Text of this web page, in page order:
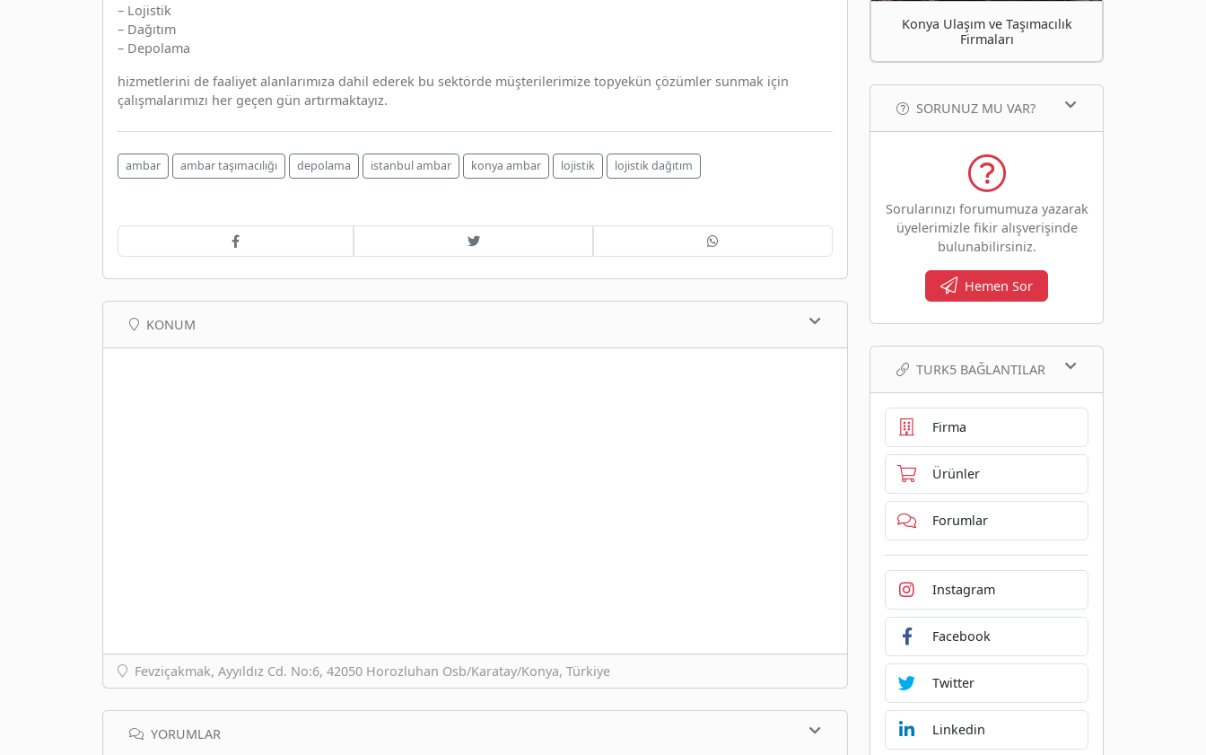
– Lojistik
– Dağıtım
– Depolama
hizmetlerini de faaliyet alanlarımıza dahil ederek bu sektörde müşterilerimize topyekün çözümler sunmak için
çalışmalarımızı her geçen gün artırmaktayız.
ambar ambar taşımacılığı depolama istanbul ambar konya ambar lojistik lojistik dağıtım
KONUM
Fevziçakmak, Ayyıldız Cd. No:6, 42050 Horozluhan Osb/Karatay/Konya, Türkiye
YORUMLAR
Konya Ulaşım ve Taşımacılık
Firmaları
SORUNUZ MU VAR?
Sorularınızı forumumuza yazarak
üyelerimizle fikir alışverişinde
bulunabilirsiniz.
Hemen Sor
TURK5 BAĞLANTILAR
Firma
Ürünler
Forumlar
Instagram
Facebook
Twitter
Linkedin